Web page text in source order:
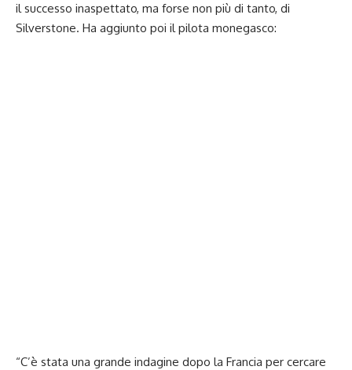
il successo inaspettato, ma forse non più di tanto, di
Silverstone. Ha aggiunto poi il pilota monegasco:
“C’è stata una grande indagine dopo la Francia per cercare